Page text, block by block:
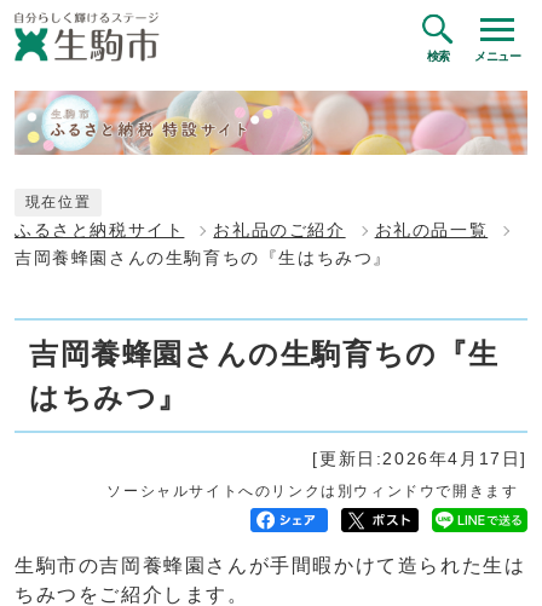
検索 メニュー
現在位置
ふるさと納税サイト お礼品のご紹介
お礼の品一覧
吉岡養蜂園さんの生駒育ちの『生はちみつ』
吉岡養蜂園さんの生駒育ちの『生
はちみつ』
[更新日:2026年4月17日]
ソーシャルサイトへのリンクは別ウィンドウで開きます
生駒市の吉岡養蜂園さんが手間暇かけて造られた生は
ちみつをご紹介します。